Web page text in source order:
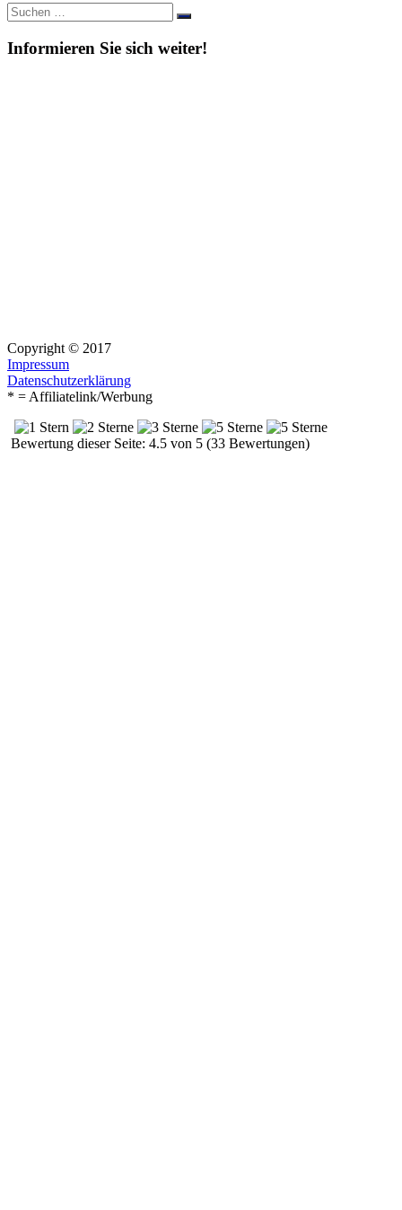
Suche
nach:
Suchen
Informieren Sie sich weiter!
Copyright © 2017
Impressum
Datenschutzerklärung
* = Affiliatelink/Werbung
Bewertung dieser Seite: 4.5 von 5 (33 Bewertungen)